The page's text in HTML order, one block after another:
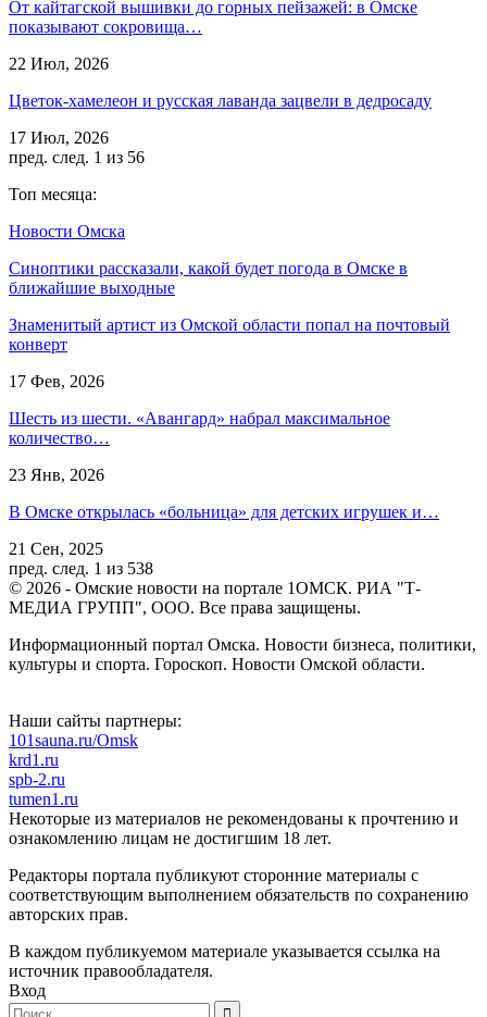
От кайтагской вышивки до горных пейзажей: в Омске
показывают сокровища…
22 Июл, 2026
Цветок-хамелеон и русская лаванда зацвели в дедросаду
17 Июл, 2026
пред. след. 1 из 56
Топ месяца:
Новости Омска
Синоптики рассказали, какой будет погода в Омске в
ближайшие выходные
Знаменитый артист из Омской области попал на почтовый
конверт
17 Фев, 2026
Шесть из шести. «Авангард» набрал максимальное
количество…
23 Янв, 2026
В Омске открылась «больница» для детских игрушек и…
21 Сен, 2025
пред. след. 1 из 538
© 2026 - Омские новости на портале 1ОМСК. РИА "Т-
МЕДИА ГРУПП", ООО. Все права защищены.
Информационный портал Омска. Новости бизнеса, политики,
культуры и спорта. Гороскоп. Новости Омской области.
Наши сайты партнеры:
101sauna.ru/Omsk
krd1.ru
spb-2.ru
tumen1.ru
Некоторые из материалов не рекомендованы к прочтению и
ознакомлению лицам не достигшим 18 лет.
Редакторы портала публикуют сторонние материалы с
соответствующим выполнением обязательств по сохранению
авторских прав.
В каждом публикуемом материале указывается ссылка на
источник правообладателя.
Вход